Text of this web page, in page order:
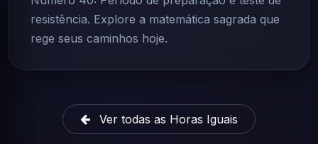
resistência. Explore a matemática sagrada que
rege seus caminhos hoje.
Ver todas as Horas Iguais